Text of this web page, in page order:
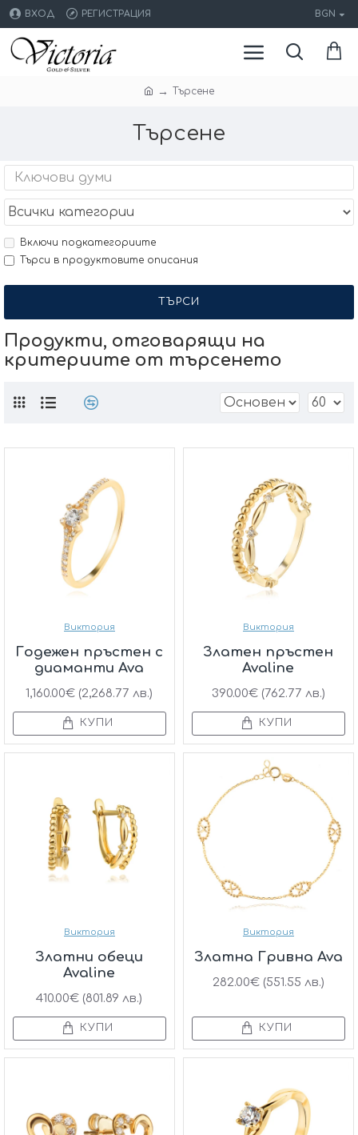
ВХОД РЕГИСТРАЦИЯ BGN
Търсене
Търсене
Включи подкатегориите
Търси в продуктовите описания
ТЪРСИ
Продукти, отговарящи на
критериите от търсенето
Виктория
Годежен пръстен с
диаманти Ava
1,160.00€ (2,268.77 лв.)
КУПИ
Виктория
Златен пръстен
Avaline
390.00€ (762.77 лв.)
КУПИ
Виктория
Златни обеци
Avaline
410.00€ (801.89 лв.)
КУПИ
Виктория
Златна Гривна Ava
282.00€ (551.55 лв.)
КУПИ